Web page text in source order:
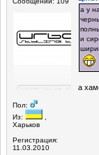
Пол:
Из:
Харьков
Регистрация:
11.03.2010
а у
и
а